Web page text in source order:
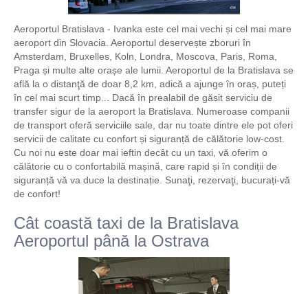
Aeroportul Bratislava - Ivanka este cel mai vechi și cel mai mare
aeroport din Slovacia. Aeroportul deservește zboruri în
Amsterdam, Bruxelles, Koln, Londra, Moscova, Paris, Roma,
Praga și multe alte orașe ale lumii. Aeroportul de la Bratislava se
află la o distanţă de doar 8,2 km, adică a ajunge în oraș, puteți
în cel mai scurt timp... Dacă în prealabil de găsit serviciu de
transfer sigur de la aeroport la Bratislava. Numeroase companii
de transport oferă serviciile sale, dar nu toate dintre ele pot oferi
servicii de calitate cu confort și siguranță de călătorie low-cost.
Cu noi nu este doar mai ieftin decât cu un taxi, vă oferim o
călătorie cu o confortabilă mașină, care rapid și în condiții de
siguranță vă va duce la destinație. Sunaţi, rezervaţi, bucurați-vă
de confort!
Cât coastă taxi de la Bratislava
Aeroportul până la Ostrava